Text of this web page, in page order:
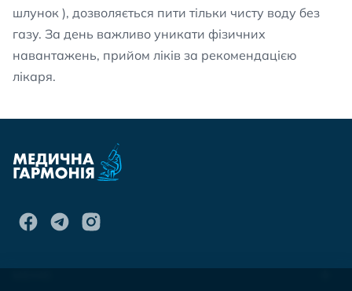
шлунок ), дозволяється пити тільки чисту воду без
газу. За день важливо уникати фізичних
навантажень, прийом ліків за рекомендацією
лікаря.